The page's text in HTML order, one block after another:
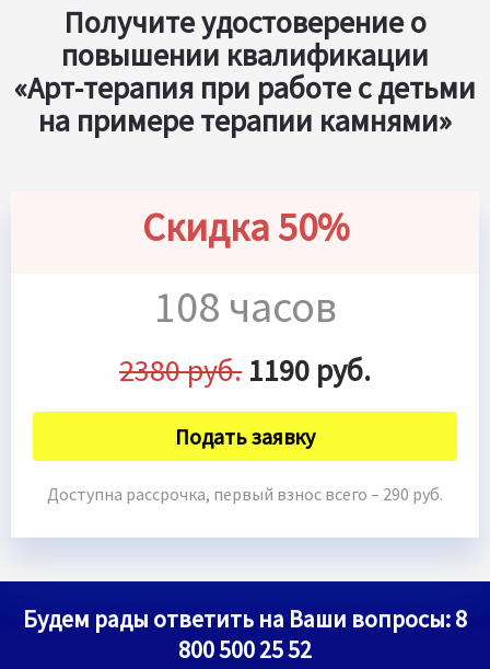
Получите удостоверение о
повышении квалификации
«Арт-терапия при работе с детьми
на примере терапии камнями»
Скидка 50%
108 часов
2380 руб. 1190 руб.
Подать заявку
Доступна рассрочка, первый взнос всего – 290 руб.
Будем рады ответить на Ваши вопросы:8
800 500 25 52